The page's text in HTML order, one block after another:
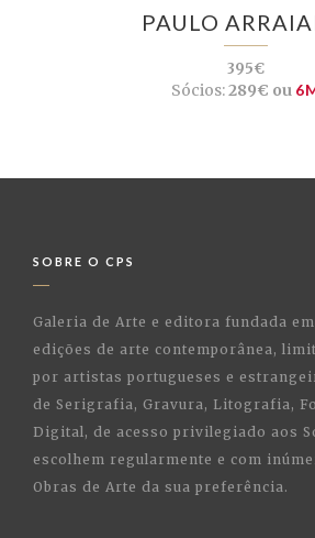
PAULO
395€
Sócios:289€ ou
SOBRE O CPS
Galeria de Arte e editora fundada em
edições de arte contemporânea,
por artistas portugueses e
de Serigrafia, Gravura, Litografia,
Digital, de acesso privilegiado aos
escolhem regularmente e com
Obras de Arte da sua preferência.